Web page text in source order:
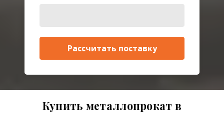
Рассчитать поставку
Купить металлопрокат в